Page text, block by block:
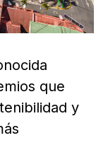
que
y